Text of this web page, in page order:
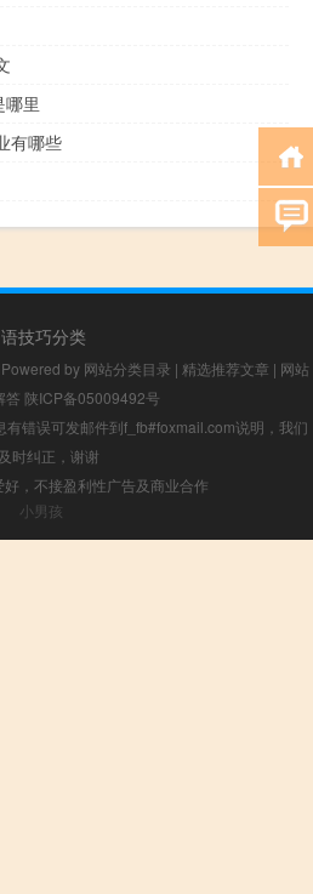
哪里
有哪些
技巧分类
Powered by 网站分类目录 | 精选推荐文章 | 网站
答 陕ICP备05009492号
错误可发邮件到f_fb#foxmail.com说明，我们
时纠正，谢谢
，不接盈利性广告及商业合作
小男孩